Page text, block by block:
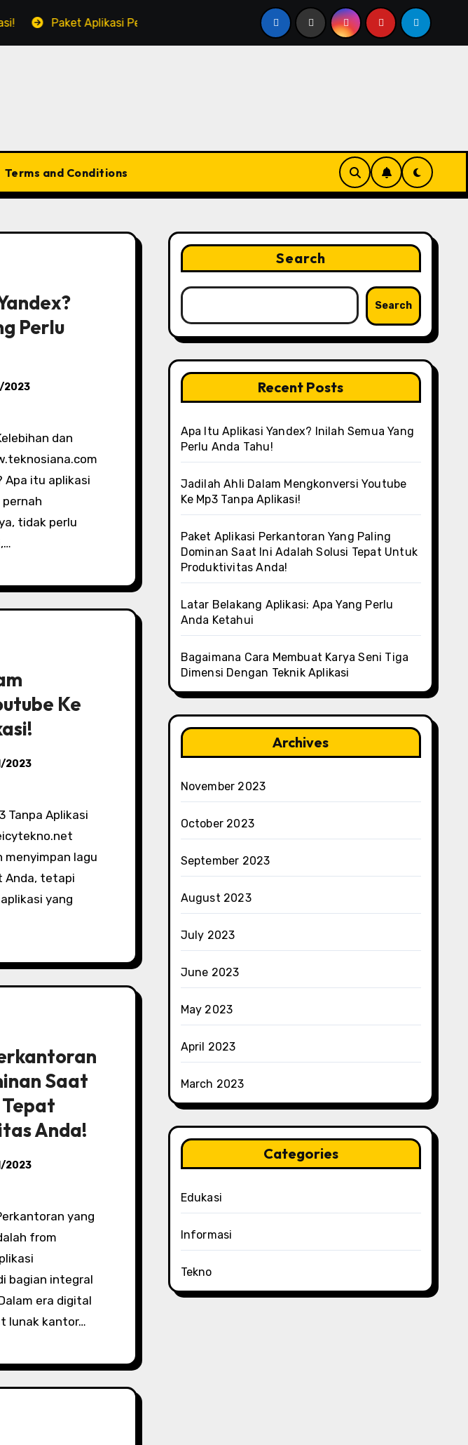
Paket Aplikasi Perkantoran Yang Paling Dominan Saat Ini Adalah Solusi Tepat Untuk
Terms and Conditions
Perlu
2023
Apa itu aplikasi
pernah
tidak perlu
Ke
2023
menyimpan lagu
Anda, tetapi
yang
Saat
Tepat
Anda!
2023
from
bagian integral
era digital
lunak kantor…
Search
Search
Recent Posts
Apa Itu Aplikasi Yandex? Inilah Semua Yang
Perlu Anda Tahu!
Jadilah Ahli Dalam Mengkonversi Youtube
Ke Mp3 Tanpa Aplikasi!
Paket Aplikasi Perkantoran Yang Paling
Dominan Saat Ini Adalah Solusi Tepat Untuk
Produktivitas Anda!
Latar Belakang Aplikasi: Apa Yang Perlu
Anda Ketahui
Bagaimana Cara Membuat Karya Seni Tiga
Dimensi Dengan Teknik Aplikasi
Archives
November 2023
October 2023
September 2023
August 2023
July 2023
June 2023
May 2023
April 2023
March 2023
Categories
Edukasi
Informasi
Tekno